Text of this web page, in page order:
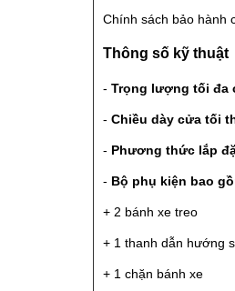
Chính sách bảo hành
Thông số kỹ thuật
- Trọng lượng tối đa
- Chiều dày cửa tối
- Phương thức lắp
- Bộ phụ kiện bao
+ 2 bánh xe treo
+ 1 thanh dẫn hướng
+ 1 chặn bánh xe